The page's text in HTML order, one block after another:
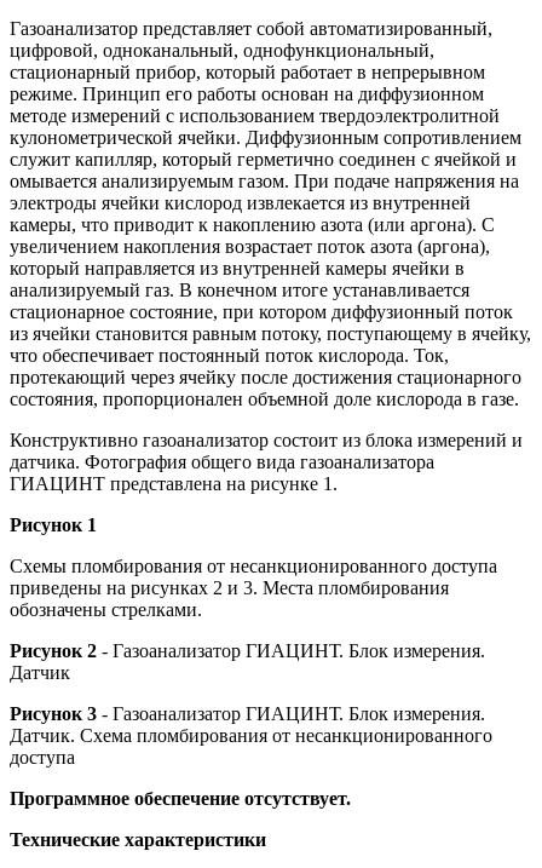
Газоанализатор представляет собой автоматизированный,
цифровой, одноканальный, однофункциональный,
стационарный прибор, который работает в непрерывном
режиме. Принцип его работы основан на диффузионном
методе измерений с использованием твердоэлектролитной
кулонометрической ячейки. Диффузионным сопротивлением
служит капилляр, который герметично соединен с ячейкой и
омывается анализируемым газом. При подаче напряжения на
электроды ячейки кислород извлекается из внутренней
камеры, что приводит к накоплению азота (или аргона). С
увеличением накопления возрастает поток азота (аргона),
который направляется из внутренней камеры ячейки в
анализируемый газ. В конечном итоге устанавливается
стационарное состояние, при котором диффузионный поток
из ячейки становится равным потоку, поступающему в ячейку,
что обеспечивает постоянный поток кислорода. Ток,
протекающий через ячейку после достижения стационарного
состояния, пропорционален объемной доле кислорода в газе.
Конструктивно газоанализатор состоит из блока измерений и
датчика. Фотография общего вида газоанализатора
ГИАЦИНТ представлена на рисунке 1.
Рисунок 1
Схемы пломбирования от несанкционированного доступа
приведены на рисунках 2 и 3. Места пломбирования
обозначены стрелками.
Рисунок 2 - Газоанализатор ГИАЦИНТ. Блок измерения.
Датчик
Рисунок 3 - Газоанализатор ГИАЦИНТ. Блок измерения.
Датчик. Схема пломбирования от несанкционированного
доступа
Программное обеспечение отсутствует.
Технические характеристики